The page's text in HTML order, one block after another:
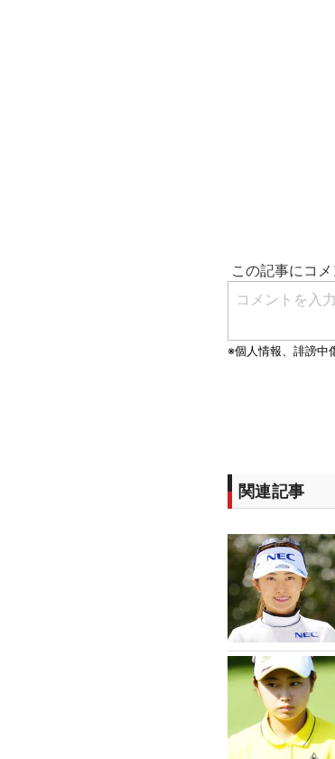
関連記事